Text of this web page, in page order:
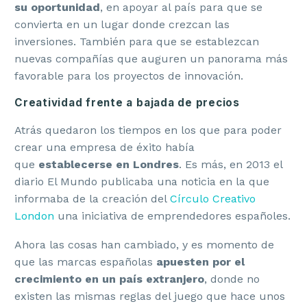
su oportunidad, en apoyar al país para que se
convierta en un lugar donde crezcan las
inversiones. También para que se establezcan
nuevas compañías que auguren un panorama más
favorable para los proyectos de innovación.
Creatividad frente a bajada de precios
Atrás quedaron los tiempos en los que para poder
crear una empresa de éxito había
que establecerse en Londres. Es más, en 2013 el
diario El Mundo publicaba una noticia en la que
informaba de la creación del Círculo Creativo
London una iniciativa de emprendedores españoles.
Ahora las cosas han cambiado, y es momento de
que las marcas españolas apuesten por el
crecimiento en un país extranjero, donde no
existen las mismas reglas del juego que hace unos